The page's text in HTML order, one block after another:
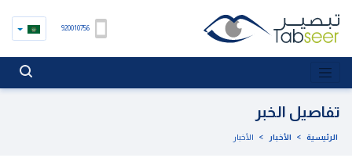
920010756
تفاصيل الخبر
الرئيسية > الأخبار > الأخبار